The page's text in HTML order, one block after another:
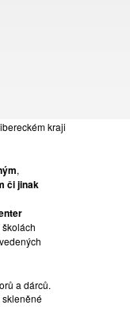
1987
univerzita
výstavní
kraji
,
či jinak
a dárců.
skleněné